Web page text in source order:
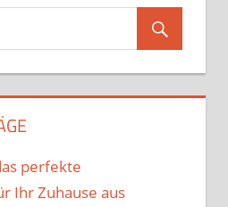
perfekte
Ihr Zuhause aus